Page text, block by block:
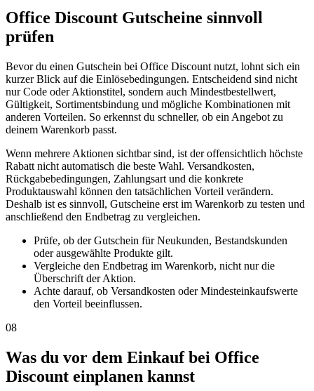
Office Discount Gutscheine sinnvoll
prüfen
Bevor du einen Gutschein bei Office Discount nutzt, lohnt sich ein
kurzer Blick auf die Einlösebedingungen. Entscheidend sind nicht
nur Code oder Aktionstitel, sondern auch Mindestbestellwert,
Gültigkeit, Sortimentsbindung und mögliche Kombinationen mit
anderen Vorteilen. So erkennst du schneller, ob ein Angebot zu
deinem Warenkorb passt.
Wenn mehrere Aktionen sichtbar sind, ist der offensichtlich höchste
Rabatt nicht automatisch die beste Wahl. Versandkosten,
Rückgabebedingungen, Zahlungsart und die konkrete
Produktauswahl können den tatsächlichen Vorteil verändern.
Deshalb ist es sinnvoll, Gutscheine erst im Warenkorb zu testen und
anschließend den Endbetrag zu vergleichen.
Prüfe, ob der Gutschein für Neukunden, Bestandskunden
oder ausgewählte Produkte gilt.
Vergleiche den Endbetrag im Warenkorb, nicht nur die
Überschrift der Aktion.
Achte darauf, ob Versandkosten oder Mindesteinkaufswerte
den Vorteil beeinflussen.
08
Was du vor dem Einkauf bei Office
Discount einplanen kannst